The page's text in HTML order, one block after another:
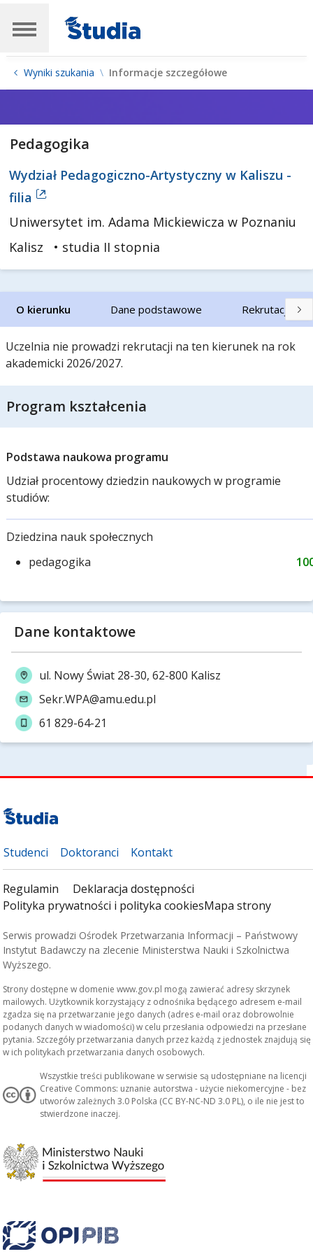
Wyniki szukania Informacje szczegółowe
Pedagogika
Wydział Pedagogiczno-Artystyczny w Kaliszu -
filia
Uniwersytet im. Adama Mickiewicza w Poznaniu
Kalisz
• studia II stopnia
O kierunku Dane podstawowe Rekrutacja
Uczelnia nie prowadzi rekrutacji na ten kierunek na rok
akademicki 2026/2027.
Program kształcenia
Podstawa naukowa programu
Udział procentowy dziedzin naukowych w programie
studiów:
Dziedzina nauk społecznych
pedagogika
Dane kontaktowe
ul. Nowy Świat 28-30, 62-800 Kalisz
Sekr.WPA@amu.edu.pl
61 829-64-21
Studenci Doktoranci Kontakt
Regulamin
Deklaracja dostępności
Polityka prywatności i polityka cookiesMapa strony
Serwis prowadzi Ośrodek Przetwarzania Informacji – Państwowy
Instytut Badawczy na zlecenie Ministerstwa Nauki i Szkolnictwa
Wyższego.
Strony dostępne w domenie www.gov.pl mogą zawierać adresy skrzynek
mailowych. Użytkownik korzystający z odnośnika będącego adresem e-mail
zgadza się na przetwarzanie jego danych (adres e-mail oraz dobrowolnie
podanych danych w wiadomości) w celu przesłania odpowiedzi na przesłane
pytania. Szczegóły przetwarzania danych przez każdą z jednostek znajdują się
w ich politykach przetwarzania danych osobowych.
Wszystkie treści publikowane w serwisie są udostępniane na licencji
Creative Commons: uznanie autorstwa - użycie niekomercyjne - bez
utworów zależnych 3.0 Polska (CC BY-NC-ND 3.0 PL), o ile nie jest to
stwierdzone inaczej.